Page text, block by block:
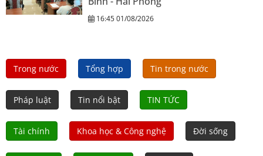
16:45 01/08/2026
Trong nước Tổng hợp Tin trong nước
Pháp luật Tin nổi bật TIN TỨC
Tài chính Khoa học & Công nghệ Đời sống